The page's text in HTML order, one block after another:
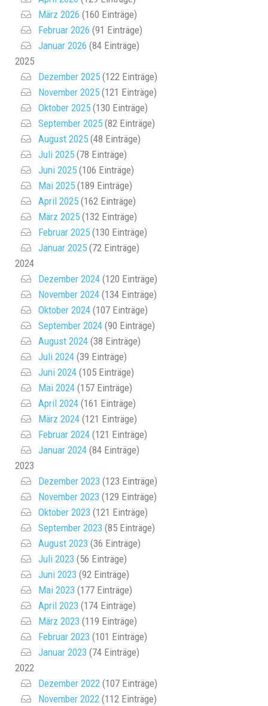
März 2026 (160 Einträge)
Februar 2026 (91 Einträge)
Januar 2026 (84 Einträge)
2025
Dezember 2025 (122 Einträge)
November 2025 (121 Einträge)
Oktober 2025 (130 Einträge)
September 2025 (82 Einträge)
August 2025 (48 Einträge)
Juli 2025 (78 Einträge)
Juni 2025 (106 Einträge)
Mai 2025 (189 Einträge)
April 2025 (162 Einträge)
März 2025 (132 Einträge)
Februar 2025 (130 Einträge)
Januar 2025 (72 Einträge)
2024
Dezember 2024 (120 Einträge)
November 2024 (134 Einträge)
Oktober 2024 (107 Einträge)
September 2024 (90 Einträge)
August 2024 (38 Einträge)
Juli 2024 (39 Einträge)
Juni 2024 (105 Einträge)
Mai 2024 (157 Einträge)
April 2024 (161 Einträge)
März 2024 (121 Einträge)
Februar 2024 (121 Einträge)
Januar 2024 (84 Einträge)
2023
Dezember 2023 (123 Einträge)
November 2023 (129 Einträge)
Oktober 2023 (121 Einträge)
September 2023 (85 Einträge)
August 2023 (36 Einträge)
Juli 2023 (56 Einträge)
Juni 2023 (92 Einträge)
Mai 2023 (177 Einträge)
April 2023 (174 Einträge)
März 2023 (119 Einträge)
Februar 2023 (101 Einträge)
Januar 2023 (74 Einträge)
2022
Dezember 2022 (107 Einträge)
November 2022 (112 Einträge)